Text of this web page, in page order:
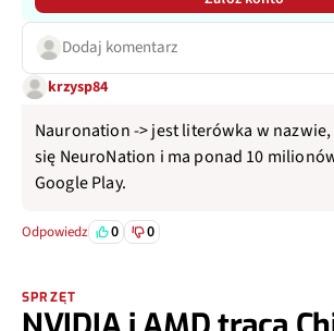
Dodaj komentarz
krzysp84
Nauronation -> jest literówka w
się NeuroNation i ma ponad 10
Google Play.
Odpowiedz 0 0
SPRZĘT